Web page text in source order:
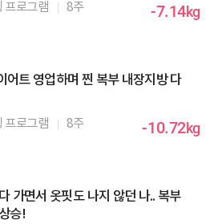
프로그램 8주 -7.14kg
트 영업하며 찐 복부 내장지방 다
프로그램 8주 -10.72kg
가면서 옷핏도 나지 않던 나.. 복부
승!